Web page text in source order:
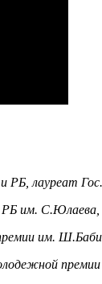
лауреат
РБ им.
им.